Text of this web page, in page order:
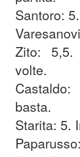
Santoro:
Zito: 5,5.
volte.
basta.
Starita: 5.